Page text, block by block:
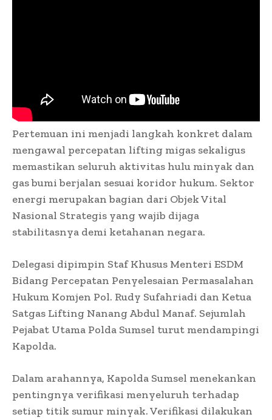
Pertemuan ini menjadi langkah konkret dalam
mengawal percepatan lifting migas sekaligus
memastikan seluruh aktivitas hulu minyak dan
gas bumi berjalan sesuai koridor hukum. Sektor
energi merupakan bagian dari Objek Vital
Nasional Strategis yang wajib dijaga
stabilitasnya demi ketahanan negara.
Delegasi dipimpin Staf Khusus Menteri ESDM
Bidang Percepatan Penyelesaian Permasalahan
Hukum Komjen Pol. Rudy Sufahriadi dan Ketua
Satgas Lifting Nanang Abdul Manaf. Sejumlah
Pejabat Utama Polda Sumsel turut mendampingi
Kapolda.
Dalam arahannya, Kapolda Sumsel menekankan
pentingnya verifikasi menyeluruh terhadap
setiap titik sumur minyak. Verifikasi dilakukan